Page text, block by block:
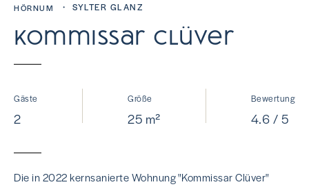
HÖRNUM ・ SYLTER GLANZ
Kommissar Clüver
Gäste
2
Größe
25 m²
Bewertung
4.6 / 5
Die in 2022 kernsanierte Wohnung "Kommissar Clüver"